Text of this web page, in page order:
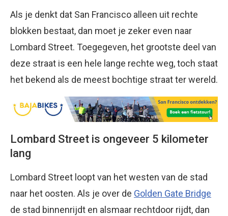
Als je denkt dat San Francisco alleen uit rechte
blokken bestaat, dan moet je zeker even naar
Lombard Street. Toegegeven, het grootste deel van
deze straat is een hele lange rechte weg, toch staat
het bekend als de meest bochtige straat ter wereld.
Lombard Street is ongeveer 5 kilometer
lang
Lombard Street loopt van het westen van de stad
naar het oosten. Als je over de Golden Gate Bridge
de stad binnenrijdt en alsmaar rechtdoor rijdt, dan